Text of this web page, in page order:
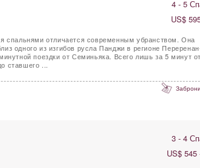
4 - 5
US$
спальнями отличается современным убранством. Она
одного из изгибов русла Панджи в регионе
поездки от Семиньяка. Всего лишь за 5 минут от
ставшего ...
3 - 4
US$ 545